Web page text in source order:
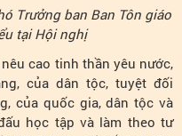
Trưởng ban Ban Tôn giáo
tại Hội nghị
cao tinh thần yêu nước,
của dân tộc, tuyệt đối
của quốc gia, dân tộc và
học tập và làm theo tư